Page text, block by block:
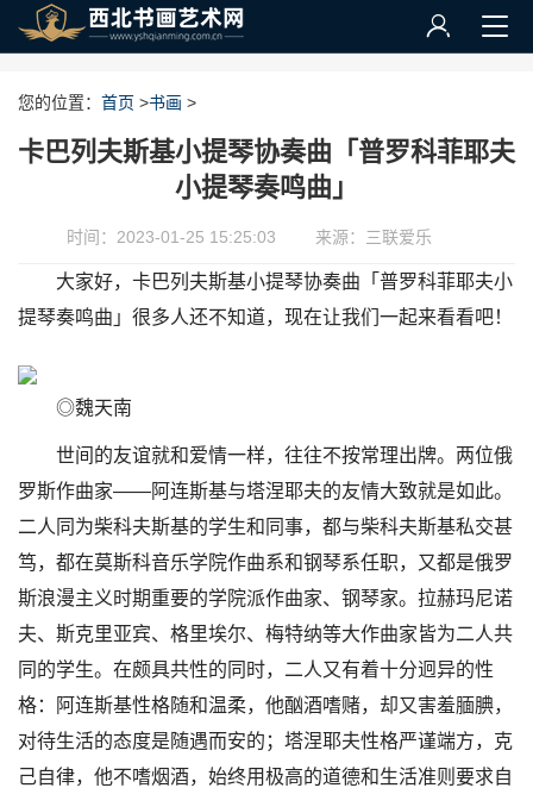
您的位置： 首页 >书画 >
卡巴列夫斯基小提琴协奏曲「普罗科菲耶夫
小提琴奏鸣曲」
时间：2023-01-25 15:25:03 来源：三联爱乐
大家好，卡巴列夫斯基小提琴协奏曲「普罗科菲耶夫小
提琴奏鸣曲」很多人还不知道，现在让我们一起来看看吧！
◎魏天南
世间的友谊就和爱情一样，往往不按常理出牌。两位俄
罗斯作曲家——阿连斯基与塔涅耶夫的友情大致就是如此。
二人同为柴科夫斯基的学生和同事，都与柴科夫斯基私交甚
笃，都在莫斯科音乐学院作曲系和钢琴系任职，又都是俄罗
斯浪漫主义时期重要的学院派作曲家、钢琴家。拉赫玛尼诺
夫、斯克里亚宾、格里埃尔、梅特纳等大作曲家皆为二人共
同的学生。在颇具共性的同时，二人又有着十分迥异的性
格：阿连斯基性格随和温柔，他酗酒嗜赌，却又害羞腼腆，
对待生活的态度是随遇而安的；塔涅耶夫性格严谨端方，克
己自律，他不嗜烟酒，始终用极高的道德和生活准则要求自